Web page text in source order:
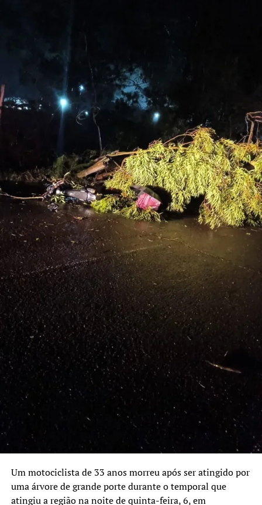
Câmara de Canoas realiza primeira audiência pública da
CPI da Corsan/Aegea nesta quinta-feira
NÃO SE ESQUEÇA
CPI da Corsan/Aegea realiza primeira reunião e define
audiências públicas em Canoas
Um motociclista de 33 anos morreu após ser atingido por
uma árvore de grande porte durante o temporal que
atingiu a região na noite de quinta-feira, 6, em